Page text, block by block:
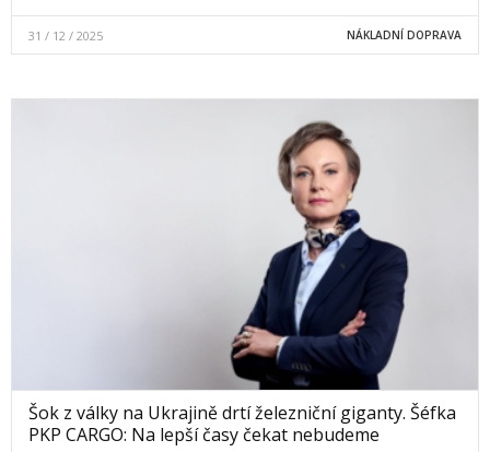
31 / 12 / 2025 NÁKLADNÍ DOPRAVA
Šok z války na Ukrajině drtí železniční giganty. Šéfka
PKP CARGO: Na lepší časy čekat nebudeme